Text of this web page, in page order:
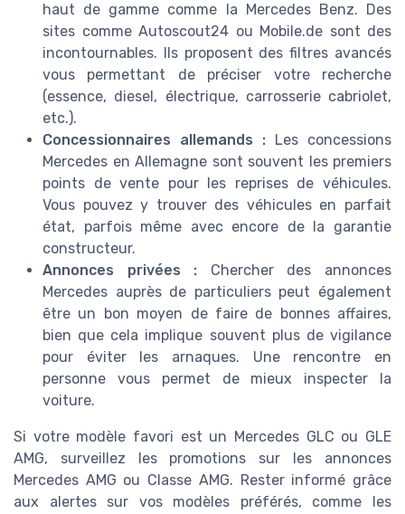
haut de gamme comme la Mercedes Benz. Des
sites comme Autoscout24 ou Mobile.de sont des
incontournables. Ils proposent des filtres avancés
vous permettant de préciser votre recherche
(essence, diesel, électrique, carrosserie cabriolet,
etc.).
Concessionnaires allemands :
Les concessions
Mercedes en Allemagne sont souvent les premiers
points de vente pour les reprises de véhicules.
Vous pouvez y trouver des véhicules en parfait
état, parfois même avec encore de la garantie
constructeur.
Annonces privées : Chercher des annonces
Mercedes auprès de particuliers peut également
être un bon moyen de faire de bonnes affaires,
bien que cela implique souvent plus de vigilance
pour éviter les arnaques. Une rencontre en
personne vous permet de mieux inspecter la
voiture.
Si votre modèle favori est un Mercedes GLC ou GLE
AMG, surveillez les promotions sur les annonces
Mercedes AMG ou Classe AMG. Rester informé grâce
aux alertes sur vos modèles préférés, comme les